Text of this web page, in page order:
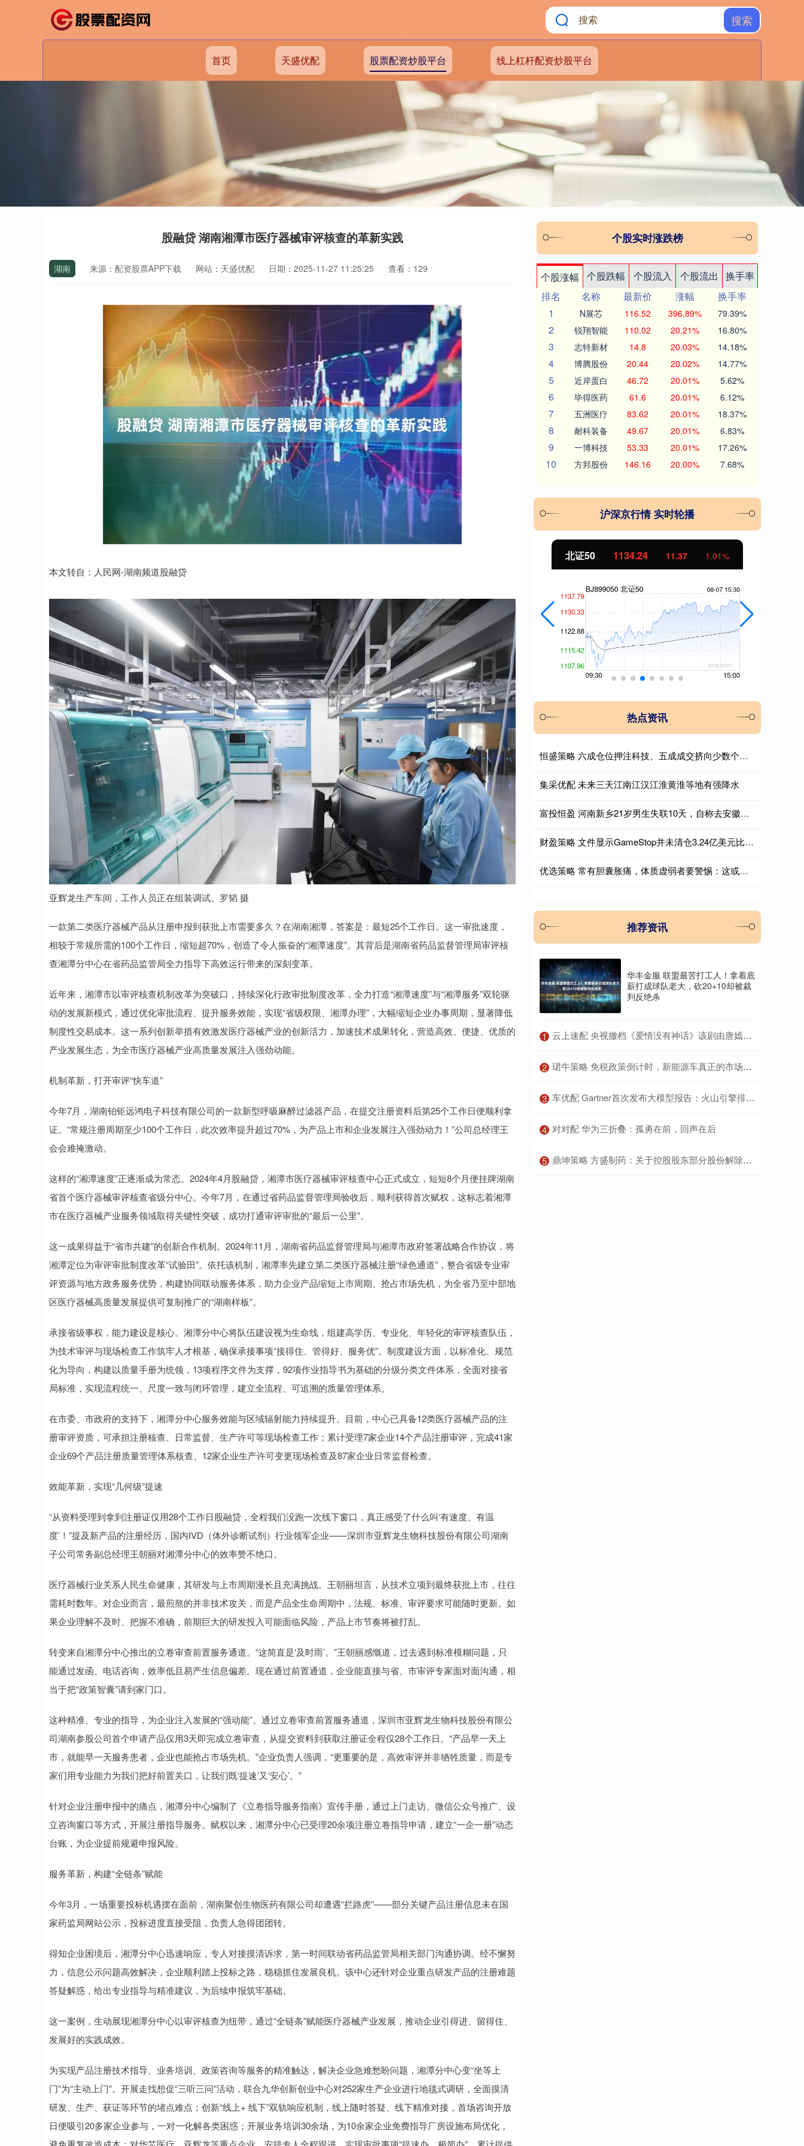
搜索
首页 天盛优配 股票配资炒股平台 线上杠杆配资炒股平台
股融贷 湖南湘潭市医疗器械审评核查的革新实践
湖南 来源：配资股票APP下载 网站：天盛优配 日期：2025-11-27 11:25:25 查看：129
本文转自：人民网-湖南频道股融贷
亚辉龙生产车间，工作人员正在组装调试。罗韬 摄
一款第二类医疗器械产品从注册申报到获批上市需要多久？在湖南湘潭，答案是：最短25个工作日。这一审批速度，
相较于常规所需的100个工作日，缩短超70%，创造了令人振奋的“湘潭速度”。其背后是湖南省药品监督管理局审评核
查湘潭分中心在省药品监管局全力指导下高效运行带来的深刻变革。
近年来，湘潭市以审评核查机制改革为突破口，持续深化行政审批制度改革，全力打造“湘潭速度”与“湘潭服务”双轮驱
动的发展新模式，通过优化审批流程、提升服务效能，实现“省级权限、湘潭办理”，大幅缩短企业办事周期，显著降低
制度性交易成本。这一系列创新举措有效激发医疗器械产业的创新活力，加速技术成果转化，营造高效、便捷、优质的
产业发展生态，为全市医疗器械产业高质量发展注入强劲动能。
机制革新，打开审评“快车道”
今年7月，湖南铂钜远鸿电子科技有限公司的一款新型呼吸麻醉过滤器产品，在提交注册资料后第25个工作日便顺利拿
证。“常规注册周期至少100个工作日，此次效率提升超过70%，为产品上市和企业发展注入强劲动力！”公司总经理王
会会难掩激动。
这样的“湘潭速度”正逐渐成为常态。2024年4月股融贷，湘潭市医疗器械审评核查中心正式成立，短短8个月便挂牌湖南
省首个医疗器械审评核查省级分中心。今年7月，在通过省药品监督管理局验收后，顺利获得首次赋权，这标志着湘潭
市在医疗器械产业服务领域取得关键性突破，成功打通审评审批的“最后一公里”。
这一成果得益于“省市共建”的创新合作机制。2024年11月，湖南省药品监督管理局与湘潭市政府签署战略合作协议，将
湘潭定位为审评审批制度改革“试验田”。依托该机制，湘潭率先建立第二类医疗器械注册“绿色通道”，整合省级专业审
评资源与地方政务服务优势，构建协同联动服务体系，助力企业产品缩短上市周期、抢占市场先机，为全省乃至中部地
区医疗器械高质量发展提供可复制推广的“湖南样板”。
承接省级事权，能力建设是核心。湘潭分中心将队伍建设视为生命线，组建高学历、专业化、年轻化的审评核查队伍，
为技术审评与现场检查工作筑牢人才根基，确保承接事项“接得住、管得好、服务优”。制度建设方面，以标准化、规范
化为导向，构建以质量手册为统领，13项程序文件为支撑，92项作业指导书为基础的分级分类文件体系，全面对接省
局标准，实现流程统一、尺度一致与闭环管理，建立全流程、可追溯的质量管理体系。
在市委、市政府的支持下，湘潭分中心服务效能与区域辐射能力持续提升。目前，中心已具备12类医疗器械产品的注
册审评资质，可承担注册核查、日常监督、生产许可等现场检查工作；累计受理7家企业14个产品注册审评，完成41家
企业69个产品注册质量管理体系核查、12家企业生产许可变更现场检查及87家企业日常监督检查。
效能革新，实现“几何级”提速
“从资料受理到拿到注册证仅用28个工作日股融贷，全程我们没跑一次线下窗口，真正感受了什么叫‘有速度、有温
度’！”提及新产品的注册经历，国内IVD（体外诊断试剂）行业领军企业——深圳市亚辉龙生物科技股份有限公司湖南
子公司常务副总经理王朝丽对湘潭分中心的效率赞不绝口。
医疗器械行业关系人民生命健康，其研发与上市周期漫长且充满挑战。王朝丽坦言，从技术立项到最终获批上市，往往
需耗时数年。对企业而言，最煎熬的并非技术攻关，而是产品全生命周期中，法规、标准、审评要求可能随时更新。如
果企业理解不及时、把握不准确，前期巨大的研发投入可能面临风险，产品上市节奏将被打乱。
转变来自湘潭分中心推出的立卷审查前置服务通道。“这简直是‘及时雨’。”王朝丽感慨道，过去遇到标准模糊问题，只
能通过发函、电话咨询，效率低且易产生信息偏差。现在通过前置通道，企业能直接与省、市审评专家面对面沟通，相
当于把“政策智囊”请到家门口。
这种精准、专业的指导，为企业注入发展的“强动能”。通过立卷审查前置服务通道，深圳市亚辉龙生物科技股份有限公
司湖南参股公司首个申请产品仅用3天即完成立卷审查，从提交资料到获取注册证全程仅28个工作日。“产品早一天上
市，就能早一天服务患者，企业也能抢占市场先机。”企业负责人强调，“更重要的是，高效审评并非牺牲质量，而是专
家们用专业能力为我们把好前置关口，让我们既‘提速’又‘安心’。”
针对企业注册申报中的痛点，湘潭分中心编制了《立卷指导服务指南》宣传手册，通过上门走访、微信公众号推广、设
立咨询窗口等方式，开展注册指导服务。赋权以来，湘潭分中心已受理20余项注册立卷指导申请，建立“一企一册”动态
台账，为企业提前规避申报风险。
服务革新，构建“全链条”赋能
今年3月，一场重要投标机遇摆在面前，湖南聚创生物医药有限公司却遭遇“拦路虎”——部分关键产品注册信息未在国
家药监局网站公示，投标进度直接受阻，负责人急得团团转。
得知企业困境后，湘潭分中心迅速响应，专人对接摸清诉求，第一时间联动省药品监管局相关部门沟通协调。经不懈努
力，信息公示问题高效解决，企业顺利踏上投标之路，稳稳抓住发展良机。该中心还针对企业重点研发产品的注册难题
答疑解惑，给出专业指导与精准建议，为后续申报筑牢基础。
这一案例，生动展现湘潭分中心以审评核查为纽带，通过“全链条”赋能医疗器械产业发展，推动企业引得进、留得住、
发展好的实践成效。
为实现产品注册技术指导、业务培训、政策咨询等服务的精准触达，解决企业急难愁盼问题，湘潭分中心变“坐等上
门”为“主动上门”。开展走找想促“三听三问”活动，联合九华创新创业中心对252家生产企业进行地毯式调研，全面摸清
研发、生产、获证等环节的堵点难点；创新“线上+ 线下”双轨响应机制，线上随时答疑、线下精准对接，首场咨询开放
日便吸引20多家企业参与，一对一化解各类困惑；开展业务培训30余场，为10余家企业免费指导厂房设施布局优化，
个股实时涨跌榜
个股涨幅 个股跌幅 个股流入 个股流出
换手率
排名
名称 最新价 涨幅
换手率
1
N展芯 116.52 396.89% 79.39%
2 锐翔智能 110.02 20.21% 16.80%
3 志特新材 14.8 20.03% 14.18%
4 博腾股份 20.44 20.02% 14.77%
5 近岸蛋白 46.72 20.01% 5.62%
6 毕得医药 61.6 20.01% 6.12%
7 五洲医疗 83.62 20.01% 18.37%
8 耐科装备 49.67 20.01% 6.83%
9 一博科技 53.33 20.01% 17.26%
10 方邦股份 146.16 20.00% 7.68%
沪深京行情 实时轮播
北证50 1134.24 11.37 1.01%
热点资讯
恒盛策略 六成仓位押注科技、五成成交挤向少数个股，AI抱团行情会重演历史瓦解吗？
集采优配 未来三天江南江汉江淮黄淮等地有强降水
富投恒盈 河南新乡21岁男生失联10天，自称去安徽跑外卖，最后现身云南边境，警方已介入调查
财盈策略 文件显示GameStop并未清仓3.24亿美元比特币
优选策略 常有胆囊胀痛，体质虚弱者要警惕：这或是胆囊炎的征兆
推荐资讯
华丰金服 联盟最苦打工人！拿着底
薪打成球队老大，砍20+10却被裁
判反绝杀
1 ​云上速配 央视撤档《爱情没有神话》该剧由唐嫣赵又廷主演
2 ​珺牛策略 免税政策倒计时，新能源车真正的市场大考来了
3 ​车优配 Gartner首次发布大模型报告：火山引擎排名中国厂商第一
4 ​对对配 华为三折叠：孤勇在前，回声在后
5 ​鼎坤策略 方盛制药：关于控股股东部分股份解除质押的公告